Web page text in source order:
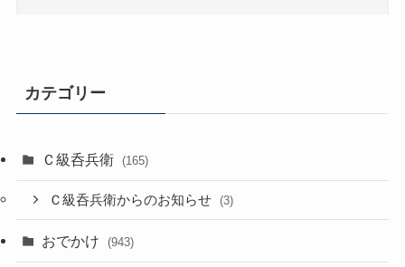
カテゴリー
Ｃ級呑兵衛 (165)
Ｃ級呑兵衛からのお知らせ (3)
おでかけ (943)